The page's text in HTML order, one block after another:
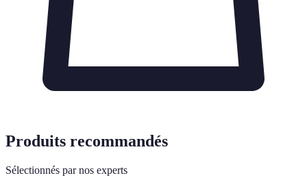
Produits recommandés
Sélectionnés par nos experts